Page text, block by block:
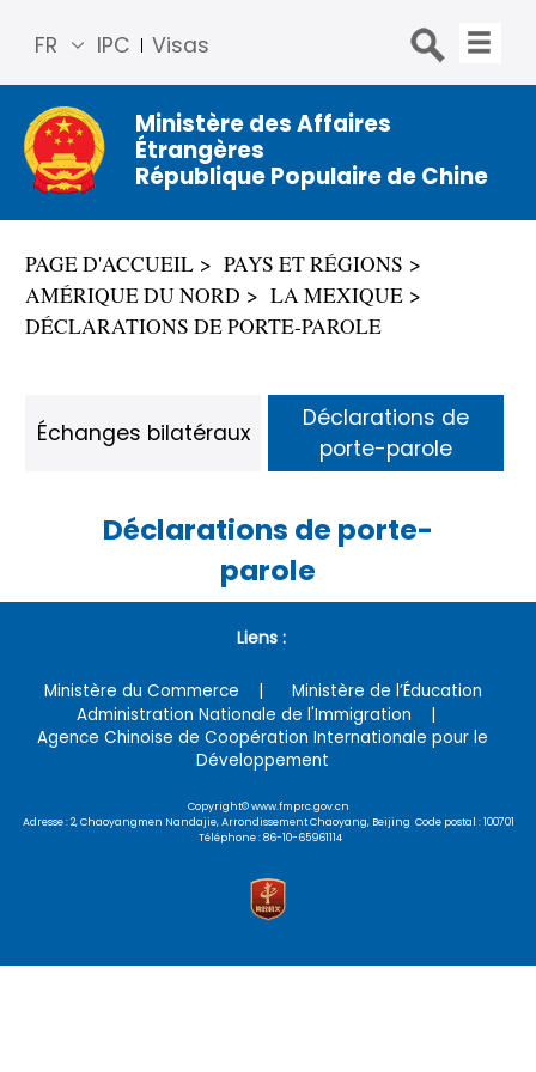
IPC Visas
FR
简体
中文
Engli
sh
Русс
Espa
ñol
Ministère des Affaires
Étrangères
République Populaire de Chine
PAGE D'ACCUEIL
PAYS ET RÉGIONS
AMÉRIQUE DU NORD
LA MEXIQUE
DÉCLARATIONS DE PORTE-PAROLE
Déclarations de porte-
parole
Échanges bilatéraux
Déclarations de
porte-parole
Liens :
Ministère du Commerce
Ministère de l’Éducation
Administration Nationale de l'Immigration
Agence Chinoise de Coopération Internationale pour le
Développement
Copyright© www.fmprc.gov.cn
Adresse : 2, Chaoyangmen Nandajie, Arrondissement Chaoyang, Beijing Code postal : 100701
Téléphone : 86-10-65961114